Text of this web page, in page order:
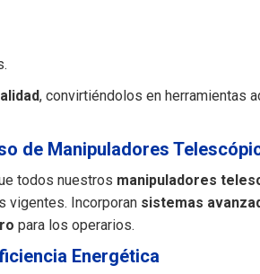
, convirtiéndolos en herramientas
de Manipuladores
todos nuestros manipuladores
vigentes. Incorporan sistemas
para los operarios.
Energética